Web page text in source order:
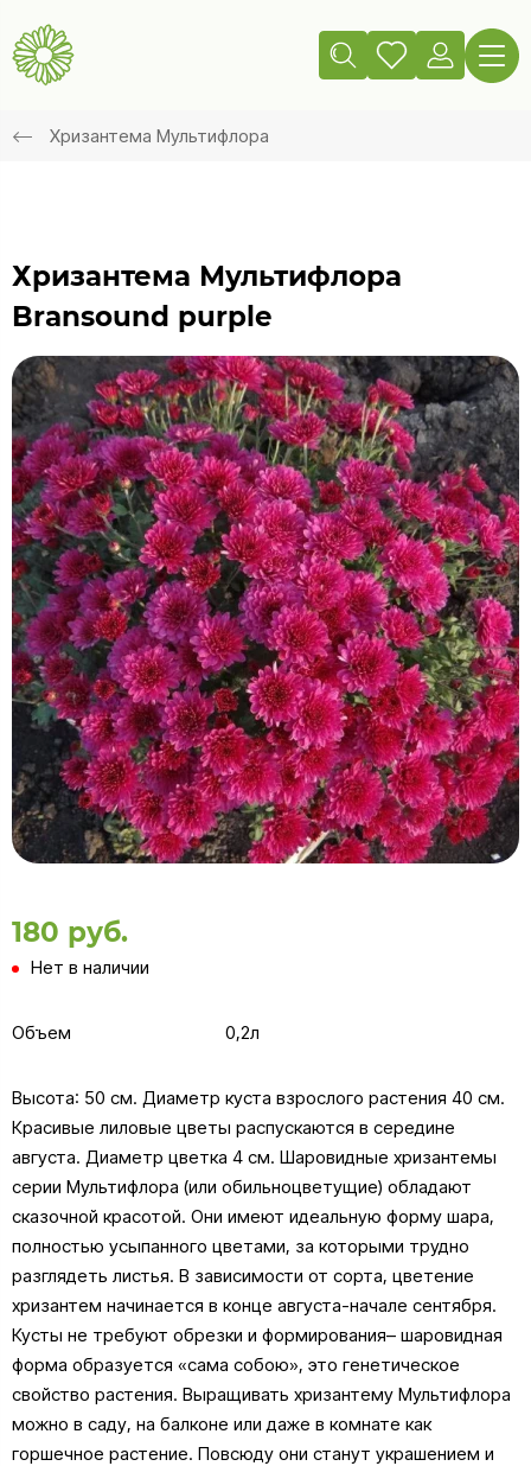
Хризантема Мультифлора
Хризантема Мультифлора
Bransound purple
180 руб.
Нет в наличии
Объем 0,2л
Высота: 50 см. Диаметр куста взрослого растения 40 см.
Красивые лиловые цветы распускаются в середине
августа. Диаметр цветка 4 см. Шаровидные хризантемы
серии Мультифлора (или обильноцветущие) обладают
сказочной красотой. Они имеют идеальную форму шара,
полностью усыпанного цветами, за которыми трудно
разглядеть листья. В зависимости от сорта, цветение
хризантем начинается в конце августа-начале сентября.
Кусты не требуют обрезки и формирования– шаровидная
форма образуется «сама собою», это генетическое
свойство растения. Выращивать хризантему Мультифлора
можно в саду, на балконе или даже в комнате как
горшечное растение. Повсюду они станут украшением и